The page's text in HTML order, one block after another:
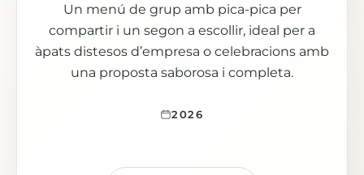
Un menú de grup amb pica-pica per
compartir i un segon a escollir, ideal per a
àpats distesos d’empresa o celebracions amb
una proposta saborosa i completa.
2026